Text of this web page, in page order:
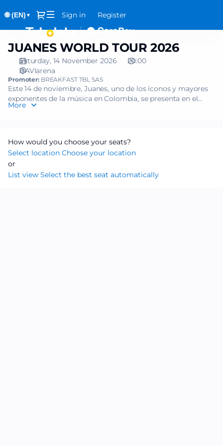
🌐 (EN) ▼ Dialog
Sign in Register
selection
[DAVIarena
14.11.2026
JUANES
WORLD
Tuboleta.com
JUANES
WORLD
TOUR
2026
JUANES WORLD TOUR 2026
Saturday, 14 November 2026
20:00
DAVIarena
Promoter: BREAKFAST TBL SAS
Este 14 de noviembre, Juanes, uno de los íconos y mayores
exponentes de la música en Colombia, se presenta en el
show inaugural de DAVIarena en el área metropolitana de
antioqueño con su más reciente álbum, JuanesTeban, una
obra más conceptual y profunda.
Millones de reproducciones globales confirman que Juanes
fue el artista que puso a muchas personas a hablar y cantar
en español a todo el mundo.
More
How would you choose your seats?
Select location Choose your location
or
List view Select the best seat automatically